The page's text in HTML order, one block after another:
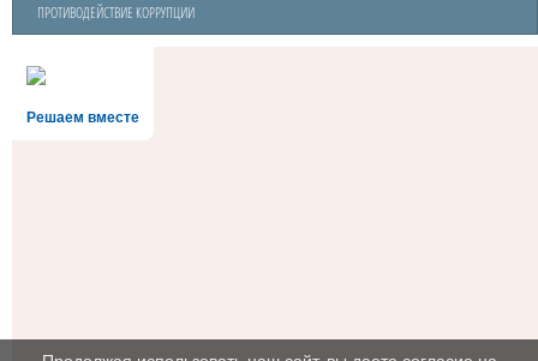
ПРОТИВОДЕЙСТВИЕ КОРРУПЦИИ
Решаем вместе